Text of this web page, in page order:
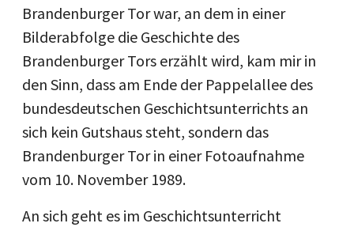
Brandenburger Tor war, an dem in einer
Bilderabfolge die Geschichte des
Brandenburger Tors erzählt wird, kam mir in
den Sinn, dass am Ende der Pappelallee des
bundesdeutschen Geschichtsunterrichts an
sich kein Gutshaus steht, sondern das
Brandenburger Tor in einer Fotoaufnahme
vom 10. November 1989.
An sich geht es im Geschichtsunterricht